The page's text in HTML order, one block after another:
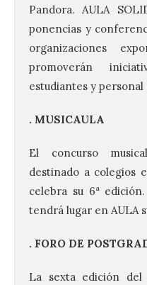
Pandora. AULA
ponencias y
organizaciones
promoverán
estudiantes y
. MUSICAULA
El concurso
destinado a colegios
celebra su 6ª
tendrá lugar en AULA
. FORO DE
La sexta edición